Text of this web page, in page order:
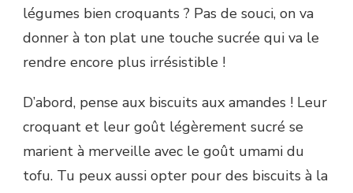
légumes bien croquants ? Pas de souci, on va
donner à ton plat une touche sucrée qui va le
rendre encore plus irrésistible !
D’abord, pense aux biscuits aux amandes ! Leur
croquant et leur goût légèrement sucré se
marient à merveille avec le goût umami du
tofu. Tu peux aussi opter pour des biscuits à la